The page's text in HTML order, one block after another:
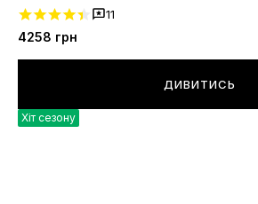
11
4258 грн
ДИВИТИСЬ
Хіт сезону